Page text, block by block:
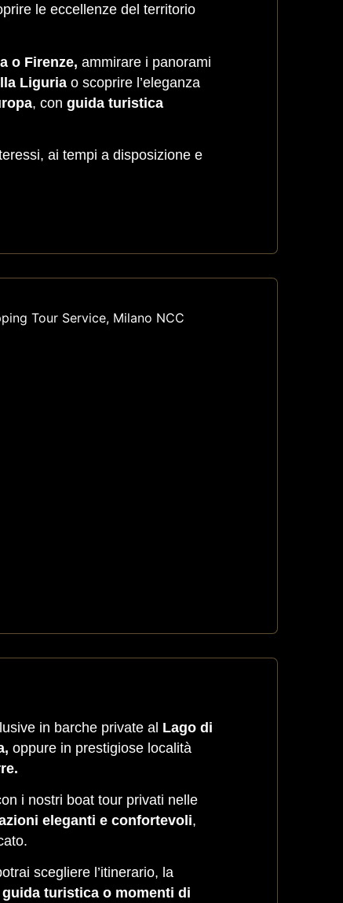
in barche private al Lago di
oppure in prestigiose località
i nostri boat tour privati nelle
eleganti e confortevoli,
scegliere l’itinerario, la
turistica o momenti di
le eccellenze del territorio
o Firenze,ammirare i panorami
Liguria o scoprire l’eleganza
, conguida turistica
ai tempi a disposizione e